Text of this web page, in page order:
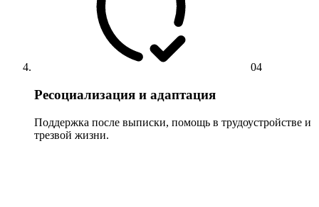
04
Ресоциализация и адаптация
Поддержка после выписки, помощь в трудоустройстве и
трезвой жизни.